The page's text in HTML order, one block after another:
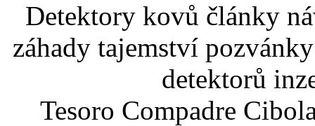
Detektory kovů články
záhady tajemství
detektorů
Tesoro Compadre